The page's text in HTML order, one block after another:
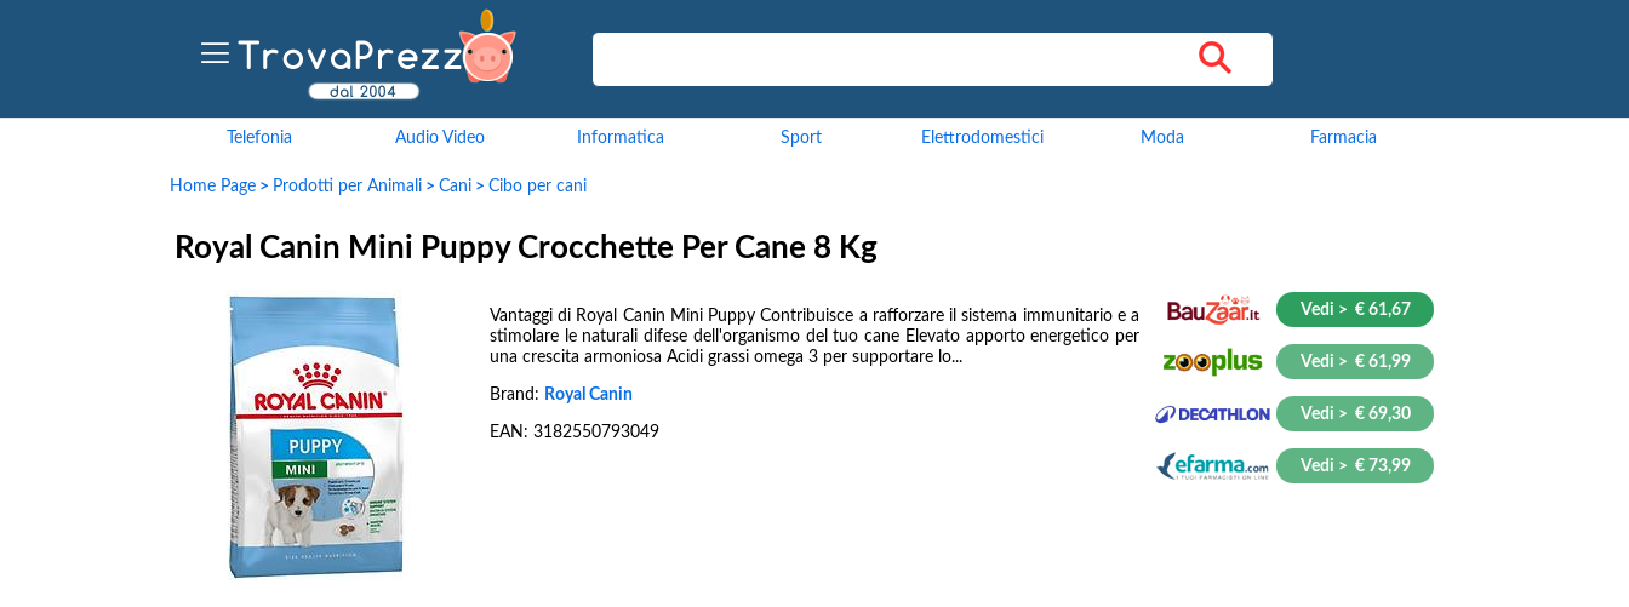
Telefonia Audio Video Informatica Sport Elettrodomestici Moda Farmacia
Home Page > Prodotti per Animali > Cani > Cibo per cani
Royal Canin Mini Puppy Crocchette Per Cane 8 Kg
Vantaggi di Royal Canin Mini Puppy Contribuisce a rafforzare il sistema immunitario e a
stimolare le naturali difese dell'organismo del tuo cane Elevato apporto energetico per
una crescita armoniosa Acidi grassi omega 3 per supportare lo...
Brand: Royal Canin
EAN: 3182550793049
Vedi > € 61,67
Vedi > € 61,99
Vedi > € 69,30
Vedi > € 73,99